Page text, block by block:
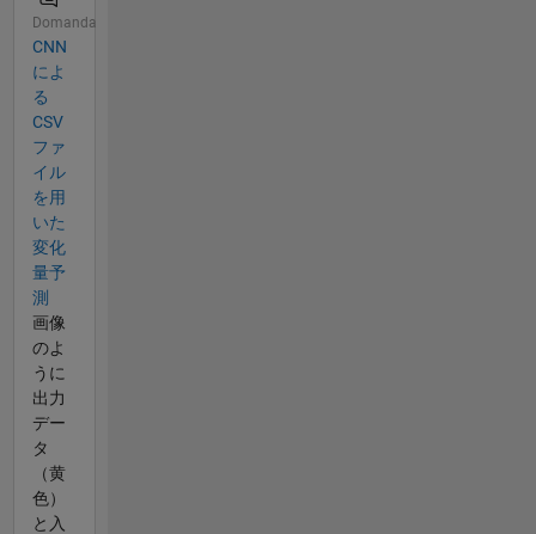
Domanda
CNN
によ
る
CSV
ファ
イル
を用
いた
変化
量予
測
画像
のよ
うに
出力
デー
タ
（黄
色）
と入